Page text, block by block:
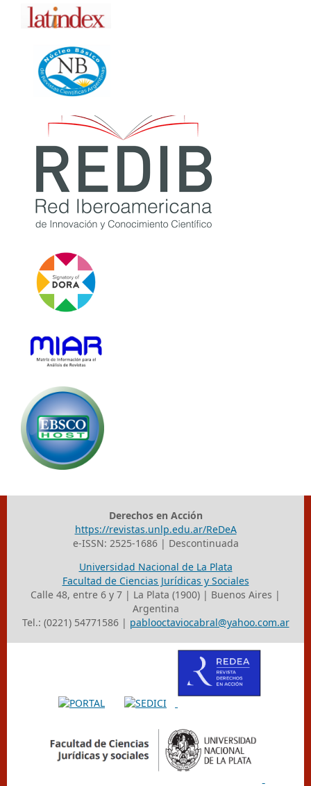
Derechos en Acción
https://revistas.unlp.edu.ar/ReDeA
e-ISSN: 2525-1686 | Descontinuada
Universidad Nacional de La Plata
Facultad de Ciencias Jurídicas y Sociales
Calle 48, entre 6 y 7 | La Plata (1900) | Buenos Aires |
Argentina
Tel.: (0221) 54771586 | pablooctaviocabral@yahoo.com.ar